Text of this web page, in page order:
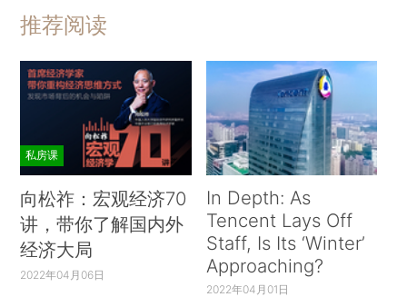
推荐阅读
私房课
向松祚：宏观经济70
讲，带你了解国内外
经济大局
2022年04月06日
In Depth: As
Tencent Lays Off
Staff, Is Its ‘Winter’
Approaching?
2022年04月01日